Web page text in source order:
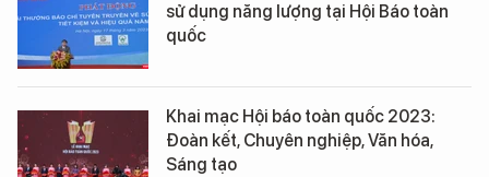
sử dụng năng lượng tại Hội Báo toàn
quốc
Khai mạc Hội báo toàn quốc 2023:
Đoàn kết, Chuyên nghiệp, Văn hóa,
Sáng tạo